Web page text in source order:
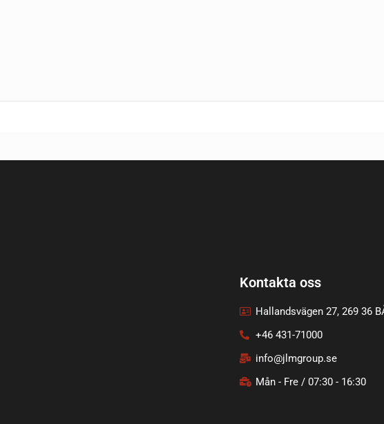
Kontakta oss
Hallandsvägen 27, 269 36
+46 431-71000
info@jlmgroup.se
Mån - Fre / 07:30 - 16:30